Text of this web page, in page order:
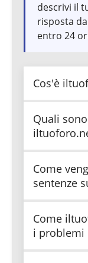
descrivi il
risposta
entro 24
Cos'è
iltuoforo.net
dedicata alla
garantire la
Quali
Gli avvocati
specifico dei
cause,
processuale.
Come
sentenze
Giuridica.net
direttamente
pubblicare le
Come
i problemi